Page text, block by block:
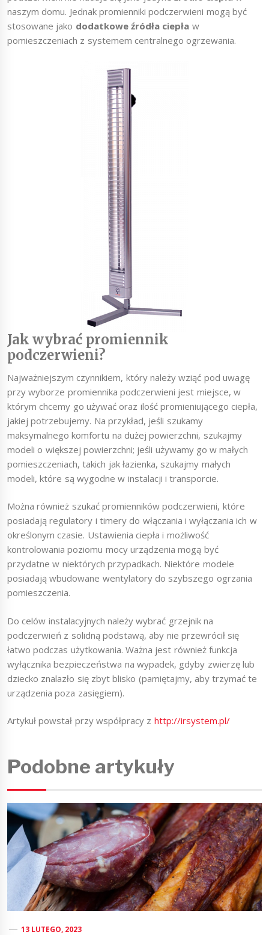
naszym domu. Jednak promienniki podczerwieni mogą być
stosowane jako dodatkowe źródła ciepła w
pomieszczeniach z systemem centralnego ogrzewania.
Jak wybrać promiennik
podczerwieni?
Najważniejszym czynnikiem, który należy wziąć pod uwagę
przy wyborze promiennika podczerwieni jest miejsce, w
którym chcemy go używać oraz ilość promieniującego ciepła,
jakiej potrzebujemy. Na przykład, jeśli szukamy
maksymalnego komfortu na dużej powierzchni, szukajmy
modeli o większej powierzchni; jeśli używamy go w małych
pomieszczeniach, takich jak łazienka, szukajmy małych
modeli, które są wygodne w instalacji i transporcie.
Można również szukać promienników podczerwieni, które
posiadają regulatory i timery do włączania i wyłączania ich w
określonym czasie. Ustawienia ciepła i możliwość
kontrolowania poziomu mocy urządzenia mogą być
przydatne w niektórych przypadkach. Niektóre modele
posiadają wbudowane wentylatory do szybszego ogrzania
pomieszczenia.
Do celów instalacyjnych należy wybrać grzejnik na
podczerwień z solidną podstawą, aby nie przewrócił się
łatwo podczas użytkowania. Ważna jest również funkcja
wyłącznika bezpieczeństwa na wypadek, gdyby zwierzę lub
dziecko znalazło się zbyt blisko (pamiętajmy, aby trzymać te
urządzenia poza zasięgiem).
Artykuł powstał przy współpracy z http://irsystem.pl/
Podobne artykuły
13 LUTEGO, 2023